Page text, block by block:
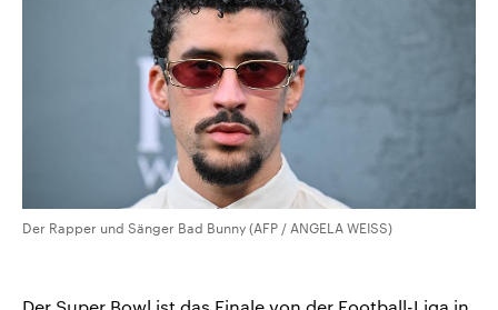
Der Rapper und Sänger Bad Bunny (AFP / ANGELA WEISS)